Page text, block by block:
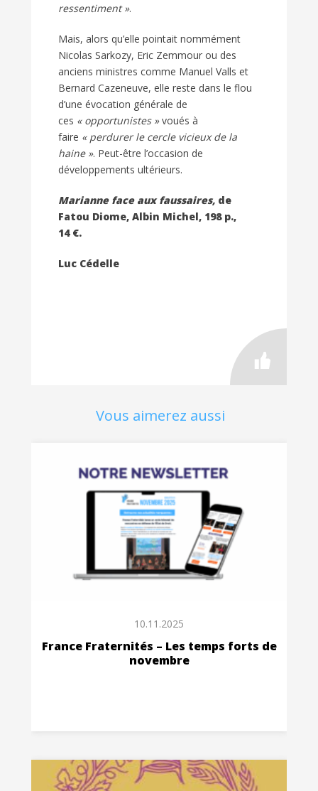
ressentiment ».
Mais, alors qu’elle pointait nommément
Nicolas Sarkozy, Eric Zemmour ou des
anciens ministres comme Manuel Valls et
Bernard Cazeneuve, elle reste dans le flou
d’une évocation générale de
ces « opportunistes »voués à
faire « perdurer le cercle vicieux de la
haine ». Peut-être l’occasion de
développements ultérieurs.
Marianne face aux faussaires, de
Fatou Diome, Albin Michel, 198 p.,
14 €.
Luc Cédelle
Vous aimerez aussi
10.11.2025
France Fraternités – Les temps forts de
novembre